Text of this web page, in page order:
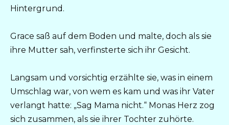
Hintergrund.
Grace saß auf dem Boden und malte, doch als sie
ihre Mutter sah, verfinsterte sich ihr Gesicht.
Langsam und vorsichtig erzählte sie, was in einem
Umschlag war, von wem es kam und was ihr Vater
verlangt hatte: „Sag Mama nicht.“ Monas Herz zog
sich zusammen, als sie ihrer Tochter zuhörte.